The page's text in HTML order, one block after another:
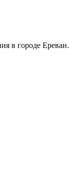
в городе Ереван.